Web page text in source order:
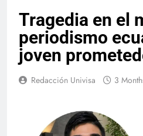
Tragedia en el
periodismo
joven
Redacción Univisa 3